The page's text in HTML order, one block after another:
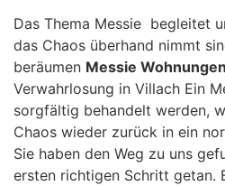
Das Thema Messie begleitet
das Chaos überhand nimmt
beräumen Messie Wohnungen
Verwahrlosung in Villach Ein
sorgfältig behandelt werden,
Chaos wieder zurück in ein
Sie haben den Weg zu uns
ersten richtigen Schritt getan.